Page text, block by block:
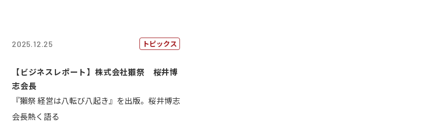
2025.12.25 トピックス
【ビジネスレポート】株式会社獺祭 桜井博
志会長
『獺祭 経営は八転び八起き』を出版。桜井博志
会長熱く語る